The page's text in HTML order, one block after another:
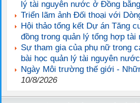
lý tài nguyên nước ở Đồng
Triển lãm ảnh Đối thoại với
Hội thảo tổng kết Dự án Tăng
đồng trong quản lý tổng hợp tài
Sự tham gia của phụ nữ trong
bài học quản lý tài nguyên
Ngày Môi trường thế giới -
10/8/2026